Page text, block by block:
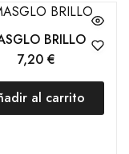
BRILLO
7,20 €
al carrito